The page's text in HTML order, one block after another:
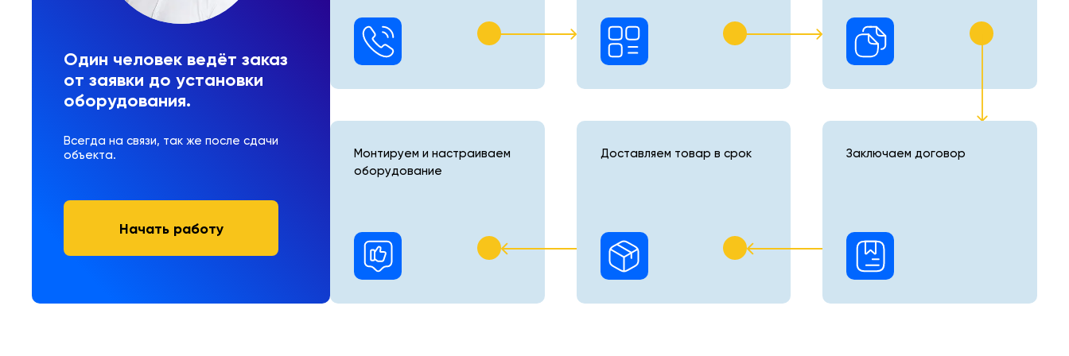
Один человек ведёт заказ
от заявки до установки
оборудования.
Всегда на связи, так же после сдачи
объекта.
Начать работу
Монтируем и настраиваем
оборудование
Доставляем товар в срок Заключаем договор